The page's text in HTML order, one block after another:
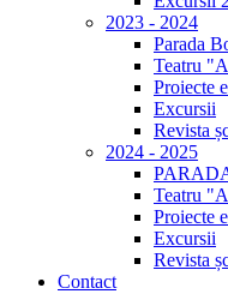
2023 - 2024
Parada
Teatru
Proiecte
Excursii
Revista
2024 - 2025
Teatru
Proiecte
Excursii
Revista
Contact